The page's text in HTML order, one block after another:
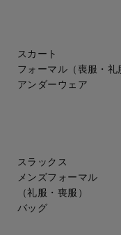
スカート
フォーマル（喪服・礼
アンダーウェア
スラックス
メンズフォーマル
（礼服・喪服）
バッグ